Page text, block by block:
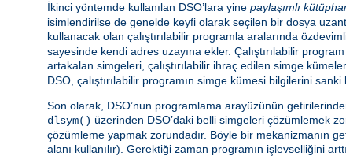
İkinci yöntemde kullanılan DSO’lara yine paylaşımlı
isimlendirilse de genelde keyfi olarak seçilen bir dosya
kullanacak olan çalıştırılabilir programla aralarında
sayesinde kendi adres uzayına ekler. Çalıştırılabilir
artakalan simgeleri, çalıştırılabilir ihraç edilen simge
DSO, çalıştırılabilir programın simge kümesi bilgilerini
Son olarak, DSO’nun programlama arayüzünün
dlsym() üzerinden DSO’daki belli simgeleri çözümlemek
çözümleme yapmak zorundadır. Böyle bir mekanizmanın
alanı kullanılır). Gerektiği zaman programın işlevselliğini